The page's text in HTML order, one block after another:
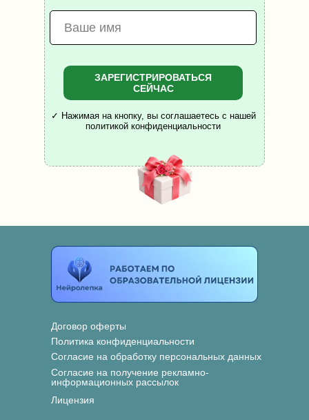
ЗАРЕГИСТРИРОВАТЬСЯ
СЕЙЧАС
✓ Нажимая на кнопку, вы соглашаетесь с нашей
политикой конфиденциальности
Договор оферты
Политика конфиденциальности
Согласие на обработку персональных данных
Согласие на получение рекламно-
информационных рассылок
Лицензия